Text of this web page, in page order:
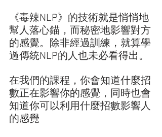
《毒辣NLP》的技術就是悄悄地
幫人落心錨，而秘密地影響對方
的感覺。除非經過訓練，就算學
過傳統NLP的人也未必看得出。
在我們的課程，你會知道什麼招
數正在影響你的感覺，同時也會
知道你可以利用什麼招數影響人
的感覺